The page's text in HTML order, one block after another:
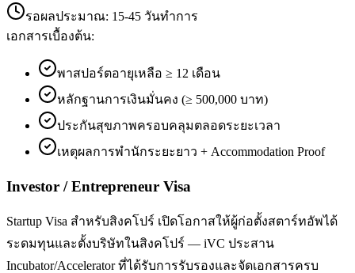
รอผลประมาณ: 15-45 วันทำการ
เอกสารเบื้องต้น:
พาสปอร์ตอายุเหลือ ≥ 12 เดือน
หลักฐานการเงินมั่นคง (≥ 500,000 บาท)
ประกันสุขภาพครอบคลุมตลอดระยะเวลา
เหตุผลการพำนักระยะยาว + Accommodation Proof
Investor / Entrepreneur Visa
Startup Visa สำหรับสิงคโปร์ เปิดโอกาสให้ผู้ก่อตั้งสตาร์ทอัพได้
ระดมทุนและตั้งบริษัทในสิงคโปร์ — iVC ประสาน
Incubator/Accelerator ที่ได้รับการรับรองและจัดเอกสารครบ